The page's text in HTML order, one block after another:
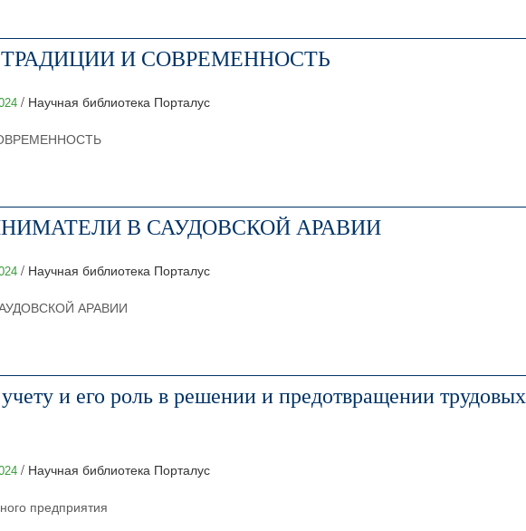
И СОВРЕМЕННОСТЬ
/ Научная библиотека Порталус
В САУДОВСКОЙ АРАВИИ
/ Научная библиотека Порталус
АРАВИИ
и его роль в решении и предотвращении трудовых
/ Научная библиотека Порталус
предприятия